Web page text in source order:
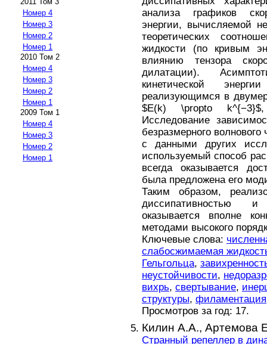
Номер 4
Номер 3
Номер 2
Номер 1
2010 Том 2
Номер 4
Номер 3
Номер 2
Номер 1
2009 Том 1
Номер 4
Номер 3
Номер 2
Номер 1
анализа графиков
энергии, вычисляемой
теоретических
жидкости (по кривым
влиянию тензора
дилатации).
кинетической
реализующимся в
$E(k) \propto
Исследование
безразмерного
с данными других
используемый способ
всегда оказывается
была предложена его
Таким образом,
диссипативностью
оказывается вполне
методами высокого
Ключевые слова:
слабосжимаемая
Гельгольца,
неустойчивости,
вихрь, свертывание,
структуры, филаментация
Просмотров за год: 17.
Килин А.А., Артемова
Странный репеллер в